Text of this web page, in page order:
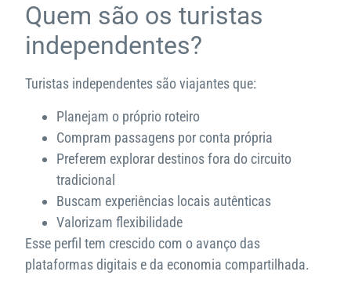
Quem são os turistas
independentes?
Turistas independentes são viajantes que:
Planejam o próprio roteiro
Compram passagens por conta própria
Preferem explorar destinos fora do circuito
tradicional
Buscam experiências locais autênticas
Valorizam flexibilidade
Esse perfil tem crescido com o avanço das
plataformas digitais e da economia compartilhada.